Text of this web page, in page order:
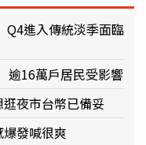
進入傳統淡季面臨
16萬戶居民受影響
夜市台幣已備妥
發喊很爽